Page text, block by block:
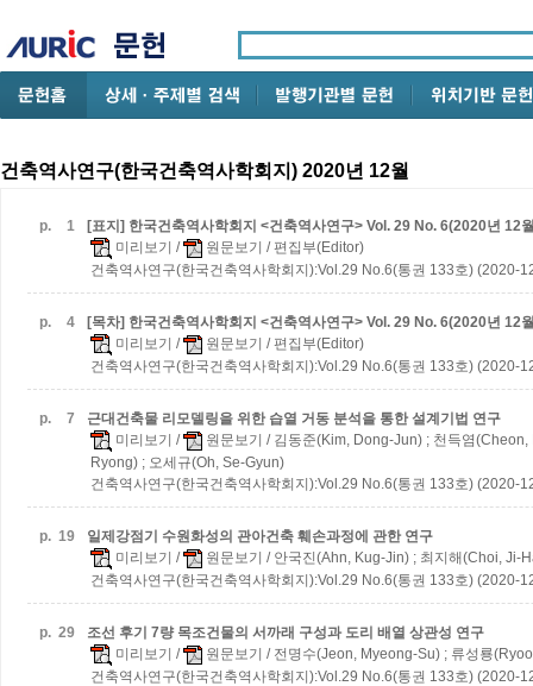
건축역사연구(한국건축역사학회지) 2020년 12월
p. 1
[표지] 한국건축역사학회지 <건축역사연구> Vol. 29 No. 6(2020년 12
미리보기 / 원문보기 / 편집부(Editor)
건축역사연구(한국건축역사학회지):Vol.29 No.6(통권 133호) (2020-
p. 4
[목차] 한국건축역사학회지 <건축역사연구> Vol. 29 No. 6(2020년 12
미리보기 / 원문보기 / 편집부(Editor)
건축역사연구(한국건축역사학회지):Vol.29 No.6(통권 133호) (2020-
p. 7
근대건축물 리모델링을 위한 습열 거동 분석을 통한 설계기법 연구
미리보기 / 원문보기 / 김동준(Kim, Dong-Jun) ; 천득염
Ryong) ; 오세규(Oh, Se-Gyun)
건축역사연구(한국건축역사학회지):Vol.29 No.6(통권 133호) (2020-
p. 19
일제강점기 수원화성의 관아건축 훼손과정에 관한 연구
미리보기 / 원문보기 / 안국진(Ahn, Kug-Jin) ; 최지해(Choi, Ji-
건축역사연구(한국건축역사학회지):Vol.29 No.6(통권 133호) (2020-
p. 29
조선 후기 7량 목조건물의 서까래 구성과 도리 배열 상관성 연구
미리보기 / 원문보기 / 전명수(Jeon, Myeong-Su) ; 류성룡
건축역사연구(한국건축역사학회지):Vol.29 No.6(통권 133호) (2020-